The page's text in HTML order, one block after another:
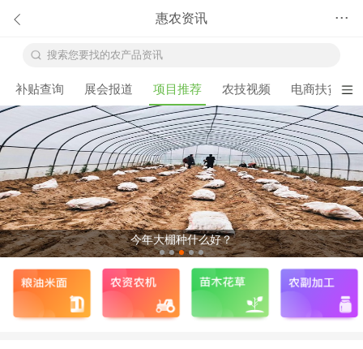
惠农资讯 •••
搜索您要找的农产品资讯
补贴查询 展会报道 项目推荐 农技视频 电商扶贫
今年大棚种什么好？